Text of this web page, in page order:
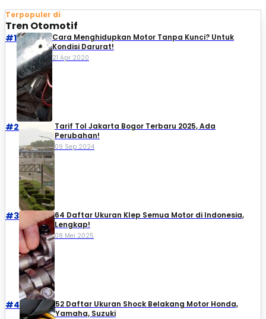
Terpopuler di
Tren Otomotif
#1
Cara Menghidupkan Motor Tanpa Kunci? Untuk
Kondisi Darurat!
21 Apr 2020
#2
Tarif Tol Jakarta Bogor Terbaru 2025, Ada
Perubahan!
09 Sep 2024
#3
64 Daftar Ukuran Klep Semua Motor di Indonesia,
Lengkap!
08 Mei 2025
#4
52 Daftar Ukuran Shock Belakang Motor Honda,
Yamaha, Suzuki​